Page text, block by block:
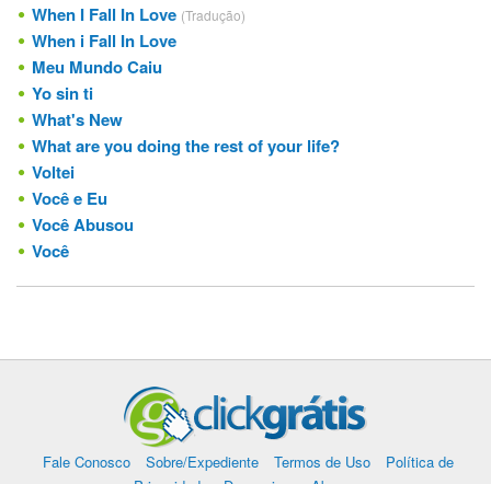
When I Fall In Love (Tradução)
When i Fall In Love
Meu Mundo Caiu
Yo sin ti
What's New
What are you doing the rest of your life?
Voltei
Você e Eu
Você Abusou
Você
Fale Conosco Sobre/Expediente Termos de Uso
Política de